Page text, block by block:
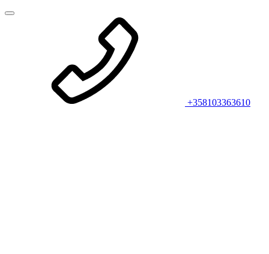
+358103363610